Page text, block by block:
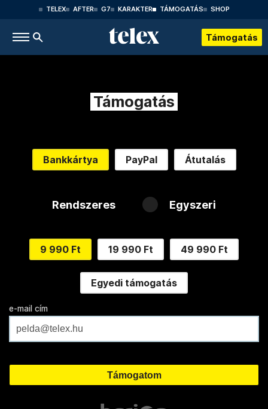
TELEX AFTER G7 KARAKTER TÁMOGATÁS SHOP
Támogatás
Támogatás
Bankkártya PayPal Átutalás
Rendszeres Egyszeri
9 990 Ft 19 990 Ft 49 990 Ft
Egyedi támogatás
e-mail cím